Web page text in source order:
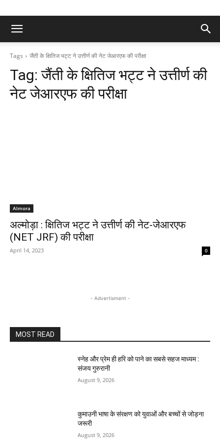
Tags जैंती के क्षितिज भट्ट ने उत्तीर्ण की नेट जेआरएफ की परीक्षा
Tag:जैंती के क्षितिज भट्ट ने उत्तीर्ण की
नेट जेआरएफ की परीक्षा
Almora
अल्मोड़ा : क्षितिज भट्ट ने उत्तीर्ण की नेट-जेआरएफ
(NET JRF) की परीक्षा
April 14, 2023 0
- Advertisment -
MOST READ
स्नेह और प्रेम ही हरि को पाने का सबसे सहज माध्यम :
संजय गुरुरानी
August 9, 2026
कुमाउनी भाषा के संरक्षण को युवाओं और बच्चों से जोड़ना
जरूरी
August 9, 2026